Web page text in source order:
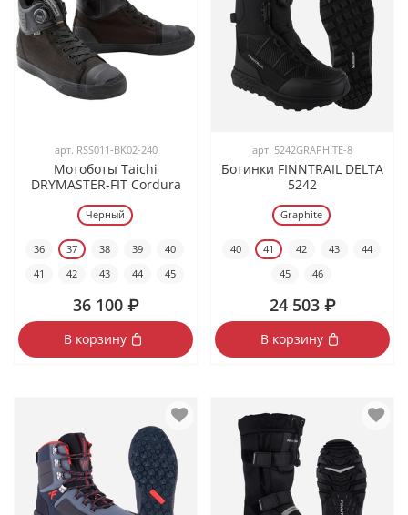
арт. RSS011-BK02-240
Мотоботы Taichi
DRYMASTER-FIT Cordura
Черный
36 37 38 39
40
41
42 43 44 45
36 100 ₽
В корзину
арт. 5242GRAPHITE-8
Ботинки FINNTRAIL DELTA
5242
Graphite
40 41 42 43
44
45
46
24 503 ₽
В корзину